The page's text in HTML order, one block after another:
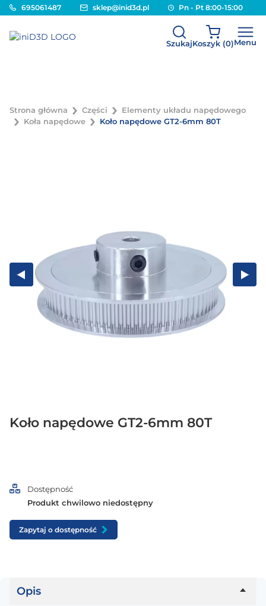
695061487 sklep@inid3d.pl Pn - Pt 8:00-15:00
SzukajKoszyk (0)Menu
Strona główna Części
Elementy układu napędowego
Koła napędowe
Koło napędowe GT2-6mm 80T
Koło napędowe GT2-6mm 80T
Dostępność
Produkt chwilowo niedostępny
Zapytaj o dostępność
Opis